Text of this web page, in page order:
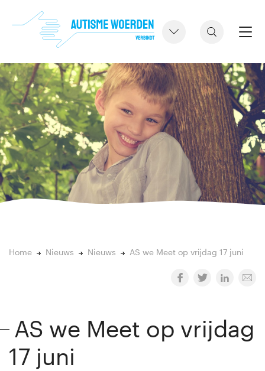
Home Nieuws Nieuws AS we Meet op vrijdag 17 juni
AS we Meet op vrijdag
17 juni